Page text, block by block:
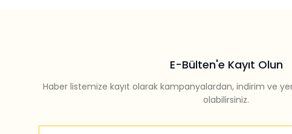
E-Bülten'e Kayıt Olun
Haber listemize kayıt olarak kampanyalardan, indirim ve
olabilirsiniz.